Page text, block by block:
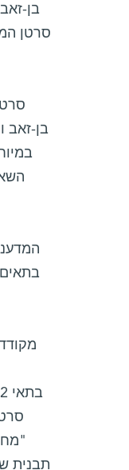
בן-
סרטן
תבנית